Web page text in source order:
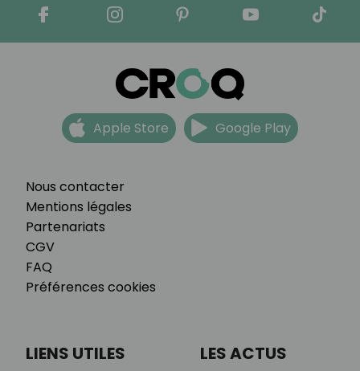
Nous contacter
Mentions légales
Partenariats
CGV
FAQ
Préférences cookies
Apple Store Google Play
LIENS UTILES LES ACTUS